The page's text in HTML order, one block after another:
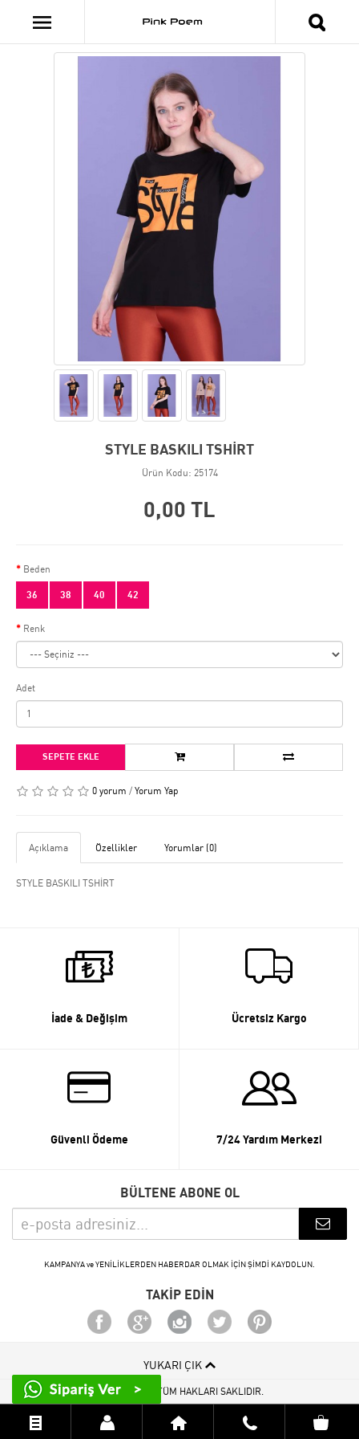
STYLE BASKILI TSHİRT
Ürün Kodu: 25174
0,00 TL
Beden
36 38 40 42
Renk
Adet
SEPETE EKLE
0 yorum / Yorum Yap
Açıklama Özellikler Yorumlar (0)
STYLE BASKILI TSHİRT
İade & Değişim Ücretsiz Kargo
Güvenli Ödeme 7/24 Yardım Merkezi
BÜLTENE ABONE OL
KAMPANYA ve YENİLİKLERDEN HABERDAR OLMAK İÇİN ŞİMDİ KAYDOLUN.
TAKİP EDİN
YUKARI ÇIK
© 2015 - 2026 TÜM HAKLARI SAKLIDIR.